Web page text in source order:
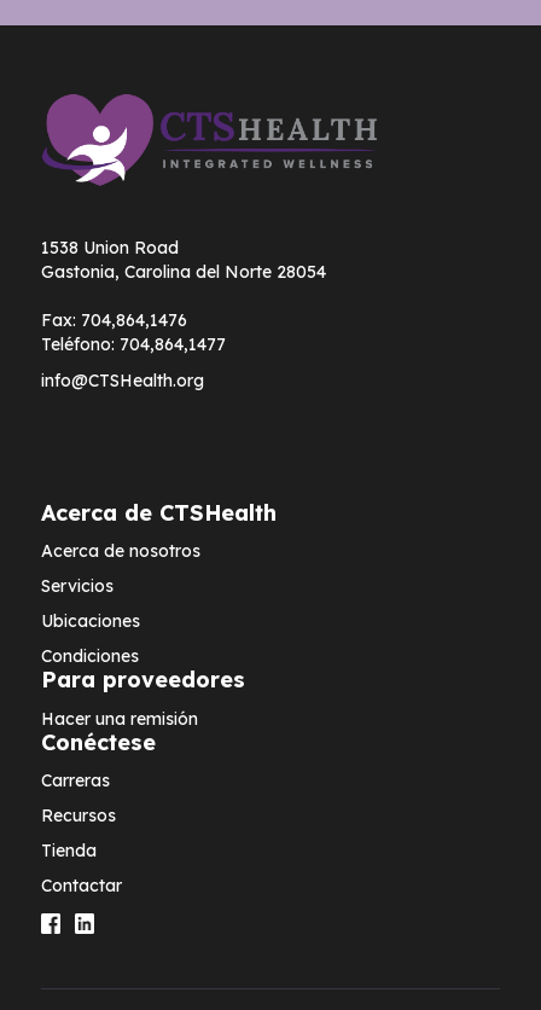
1538 Union Road
Gastonia, Carolina del Norte 28054
Fax: 704,864,1476
Teléfono: 704,864,1477
info@CTSHealth.org
Acerca de CTSHealth
Acerca de nosotros
Servicios
Ubicaciones
Condiciones
Para proveedores
Hacer una remisión
Conéctese
Carreras
Recursos
Tienda
Contactar